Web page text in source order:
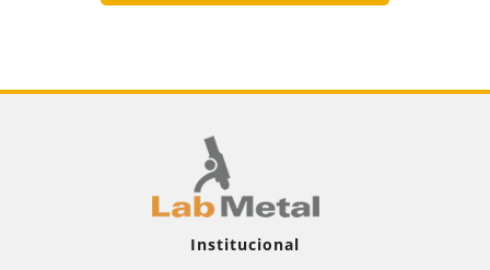
Institucional